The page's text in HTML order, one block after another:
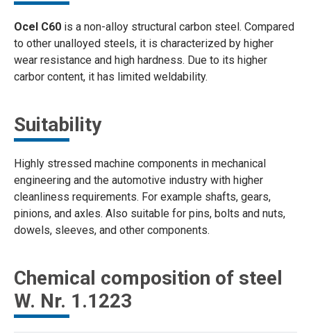
Ocel C60 is a non-alloy structural carbon steel. Compared
to other unalloyed steels, it is characterized by higher
wear resistance and high hardness. Due to its higher
carbor content, it has limited weldability.
Suitability
Highly stressed machine components in mechanical
engineering and the automotive industry with higher
cleanliness requirements. For example shafts, gears,
pinions, and axles. Also suitable for pins, bolts and nuts,
dowels, sleeves, and other components.
Chemical composition of steel
W. Nr. 1.1223